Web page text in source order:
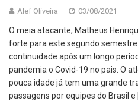
Alef Oliveira 03/08/2021
O meia atacante, Matheus
forte para este segundo
continuidade após um longo
pandemia o Covid-19 no pais. O
pouca idade já tem uma grande
passagens por equipes do Brasil e